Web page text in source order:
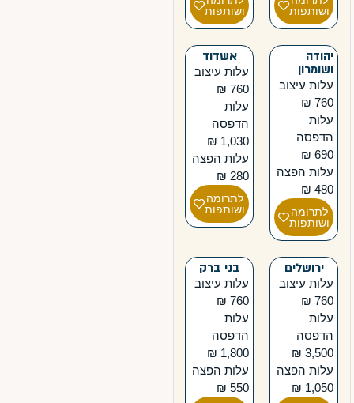
ושותפות
ושותפות
יהודה
ושומרון
עלות עיצוב
760 ₪
עלות
הדפסה
690 ₪
עלות הפצה
480 ₪
לתרומה
ושותפות
אשדוד
עלות עיצוב
760 ₪
עלות
הדפסה
1,030 ₪
עלות הפצה
280 ₪
לתרומה
ושותפות
ירושלים
עלות עיצוב
760 ₪
עלות
הדפסה
3,500 ₪
עלות הפצה
1,050 ₪
בני ברק
עלות עיצוב
760 ₪
עלות
הדפסה
1,800 ₪
עלות הפצה
550 ₪